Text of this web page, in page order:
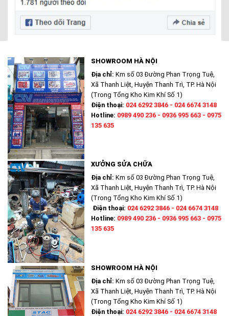
SHOWROOM HÀ NỘI
Địa chỉ: Km số 03 Đường Phan Trọng Tuệ,
Xã Thanh Liệt, Huyện Thanh Trì, TP. Hà Nội
(Trong Tổng Kho Kim Khí Số 1)
Điện thoại: 024 6292 3846 - 024 6674 3148
Hotline: 0989 490 236 - 0936 995 663 - 0975
135 635
XƯỞNG SỬA CHỮA
Địa chỉ: Km số 03 Đường Phan Trọng Tuệ,
Xã Thanh Liệt, Huyện Thanh Trì, TP. Hà Nội
(Trong Tổng Kho Kim Khí Số 1)
Điện thoại: 024 6292 3846 - 024 6674 3148
Hotline: 0989 490 236 - 0936 995 663 - 0975
135 635
SHOWROOM HÀ NỘI
Địa chỉ: Km số 03 Đường Phan Trọng Tuệ,
Xã Thanh Liệt, Huyện Thanh Trì, TP. Hà Nội
(Trong Tổng Kho Kim Khí Số 1)
Điện thoại: 024 6292 3846 - 024 6674 3148